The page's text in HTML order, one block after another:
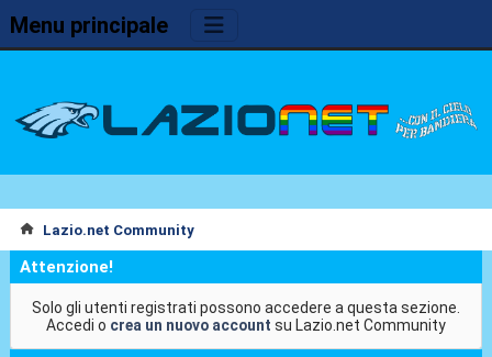
Menu principale
Lazio.net Community
Attenzione!
Solo gli utenti registrati possono accedere a questa sezione.
Accedi o crea un nuovo account su Lazio.net Community